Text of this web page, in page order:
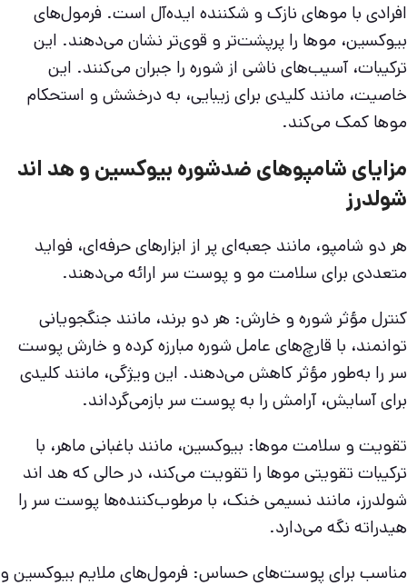
افرادی با موهای نازک و شکننده ایده‌آل است. فرمول‌های
بیوکسین، موها را پرپشت‌تر و قوی‌تر نشان می‌دهند. این
ترکیبات، آسیب‌های ناشی از شوره را جبران می‌کنند. این
خاصیت، مانند کلیدی برای زیبایی، به درخشش و استحکام
موها کمک می‌کند.
مزایای شامپوهای ضدشوره بیوکسین و هد اند
شولدرز
هر دو شامپو، مانند جعبه‌ای پر از ابزارهای حرفه‌ای، فواید
متعددی برای سلامت مو و پوست سر ارائه می‌دهند.
کنترل مؤثر شوره و خارش: هر دو برند، مانند جنگجویانی
توانمند، با قارچ‌های عامل شوره مبارزه کرده و خارش پوست
سر را به‌طور مؤثر کاهش می‌دهند. این ویژگی، مانند کلیدی
برای آسایش، آرامش را به پوست سر بازمی‌گرداند.
تقویت و سلامت موها: بیوکسین، مانند باغبانی ماهر، با
ترکیبات تقویتی موها را تقویت می‌کند، در حالی که هد اند
شولدرز، مانند نسیمی خنک، با مرطوب‌کننده‌ها پوست سر را
هیدراته نگه می‌دارد.
مناسب برای پوست‌های حساس: فرمول‌های ملایم بیوکسین و